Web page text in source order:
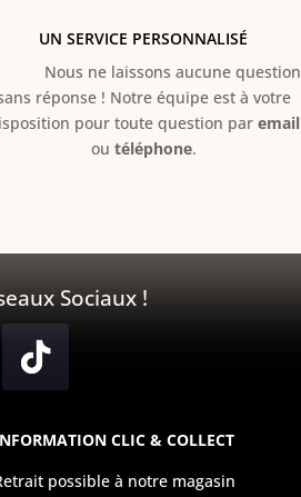
UN SERVICE PERSONNALISÉ
ne laissons aucune question
réponse ! Notre équipe est à votre
pour toute question par email
ou téléphone.
Sociaux !
CLIC & COLLECT
possible à notre magasin